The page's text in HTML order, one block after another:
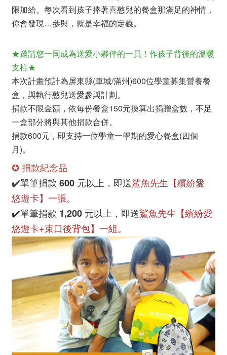
限加給。每次看到孩子捧著喜憨兒的餐盒那滿足的神情，
你會發現…參與，就是幸福的定義。
★邀請您一同成為送愛小夥伴的一員！作孩子背後的溫暖
支柱★
本次計畫預計為屏東縣(車城/滿州)600位學童募集營養餐
盒，與執行憨兒送愛參與計劃。
捐款不限金額，依每份餐盒150元換算出捐贈盒數，不足
一盒部分將與其他捐款合併。
捐款600元，即支持一位學童一學期的愛心餐盒(四個
月)。
✪捐款紀念品
✔️單筆捐款 600 元以上，即送鯊魚先生【繽紛愛
悠遊卡】一張。
✔️單筆捐款 1,200 元以上，即送鯊魚先生【繽紛愛
悠遊卡+束口後背包】一組。